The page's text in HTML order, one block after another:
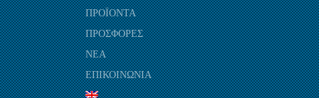
ΠΡΟΪΟΝΤΑ
ΠΡΟΣΦΟΡΕΣ
ΝΕΑ
ΕΠΙΚΟΙΝΩΝΙΑ